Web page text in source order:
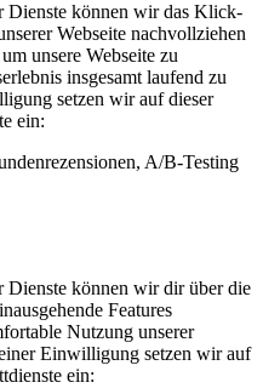
Dienste können wir das Klick-
Webseite nachvollziehen
unsere Webseite zu
insgesamt laufend zu
setzen wir auf dieser
ein:
A/B-Testing
Dienste können wir dir über die
Features
Nutzung unserer
Einwilligung setzen wir auf
ein: